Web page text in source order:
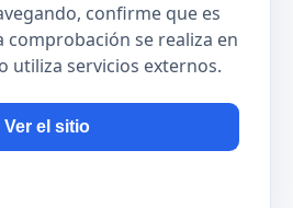
confirme que es
comprobación se realiza en
utiliza servicios externos.
Ver el sitio